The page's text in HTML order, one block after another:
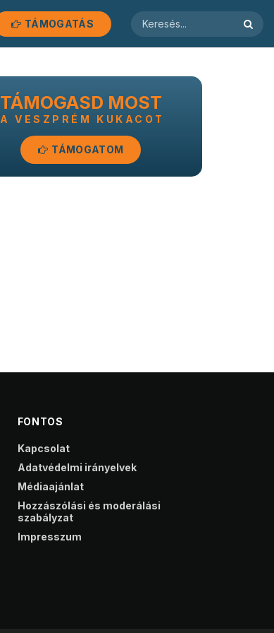
TÁMOGATÁS
TÁMOGASD MOST
A VESZPRÉM KUKACOT
TÁMOGATOM
FONTOS
Kapcsolat
Adatvédelmi irányelvek
Médiaajánlat
Hozzászólási és moderálási
szabályzat
Impresszum